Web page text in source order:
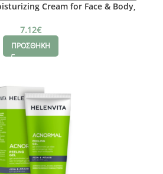
Cream for Face & Body,
7.12€
ΠΡΟΣΘΗΚΗ